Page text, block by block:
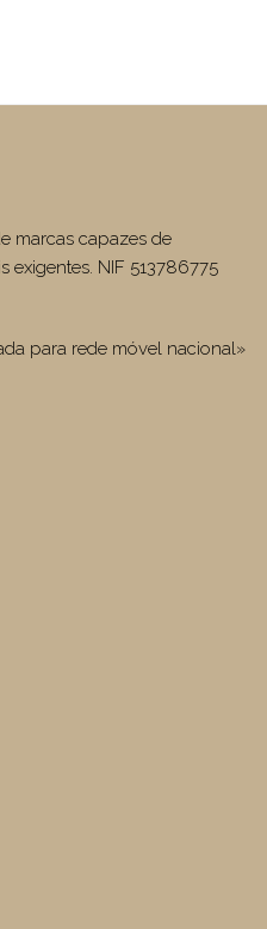
marcas capazes de
exigentes. NIF 513786775
para rede móvel nacional»